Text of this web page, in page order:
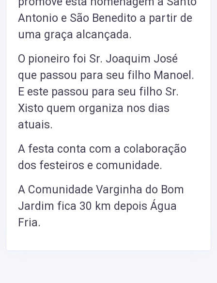
Antonio e São Benedito a partir de
uma graça alcançada.
O pioneiro foi Sr. Joaquim José
que passou para seu filho Manoel.
E este passou para seu filho Sr.
Xisto quem organiza nos dias
atuais.
A festa conta com a colaboração
dos festeiros e comunidade.
A Comunidade Varginha do Bom
Jardim fica 30 km depois Água
Fria.